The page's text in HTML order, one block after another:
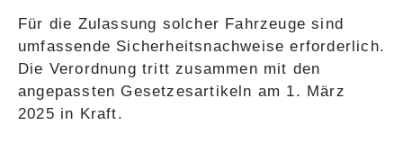
Für die Zulassung solcher Fahrzeuge sind
umfassende Sicherheitsnachweise erforderlich.
Die Verordnung tritt zusammen mit den
angepassten Gesetzesartikeln am 1. März
2025 in Kraft.